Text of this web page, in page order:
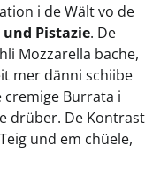
i de Wält vo de
Pistazie. De
Mozzarella bache,
mer dänni schiibe
cremige Burrata i
drüber. De Kontrast
und em chüele,